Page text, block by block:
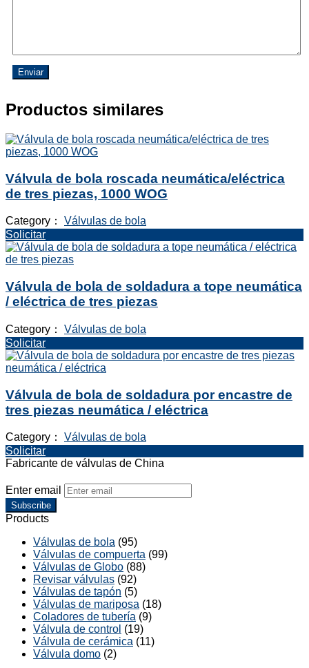
Enviar
Productos similares
Válvula de bola roscada neumática/eléctrica
de tres piezas, 1000 WOG
Category： Válvulas de bola
Solicitar
Válvula de bola de soldadura a tope neumática
/ eléctrica de tres piezas
Category： Válvulas de bola
Solicitar
Válvula de bola de soldadura por encastre de
tres piezas neumática / eléctrica
Category： Válvulas de bola
Solicitar
Fabricante de válvulas de China
Enter email
Subscribe
Products
Válvulas de bola (95)
Válvulas de compuerta (99)
Válvulas de Globo (88)
Revisar válvulas (92)
Válvulas de tapón (5)
Válvulas de mariposa (18)
Coladores de tubería (9)
Válvula de control (19)
Válvula de cerámica (11)
Válvula domo (2)